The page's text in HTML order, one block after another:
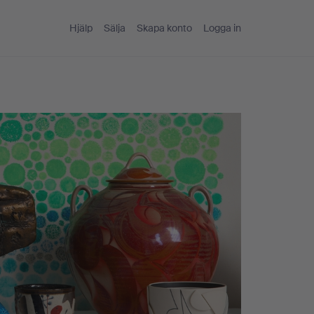
Hjälp Sälja Skapa konto Logga in